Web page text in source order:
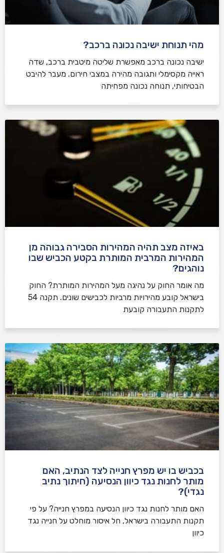
מהי תנוחת ישיבה נכונה ברכב?
ישיבה נכונה ברכב מאפשרת שליטה מיטבית ברכב, שדה
ראייה מקסימלי ותגובה מהירה במצבי חירום. מעבר להיבט
הבטיחותי, תנוחה נכונה מפחיתה
באיזה מצב תהיה המהירות הסבירה גבוהה מן
המהירות המרבית המותרת בקטע הכביש שבו
נוהגים?
​מה אומר החוק על נהיגה מעל המהירות המותרת? החוק
בישראל קובע מהירויות מרביות לכבישים שונים. תקנה 54
לתקנות התעבורה קובעת
בכביש בו יש מפרץ חנייה לצד הנתיב, האם
מותר לחנות נגד כיוון הנסיעה (חיתוך נתיב
נגדי)?
האם מותר לחנות נגד כיוון הנסיעה במפרץ חנייה? על פי
תקנות התעבורה בישראל, חל איסור מוחלט על חנייה נגד
כיוון